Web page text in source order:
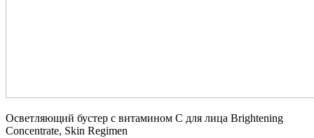
Осветляющий бустер с витамином C для лица Brightening
Concentrate, Skin Regimen